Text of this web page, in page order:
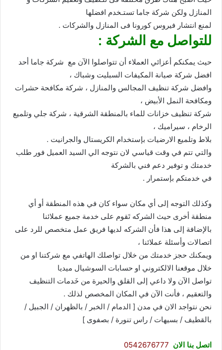
المنازل ولكن شركة جاما تستـخدم افضلها
لمنع انتشار فيروس كورونا فى المنازل والشركات .
للتواصل مع الشركة :
حيث يمكنكم أعزائي العملاء أن تتواصلوا الآن مع شركة جاما أحد
افضل شركة صيانة المكيفات السبليت وشباك ،
وافضل شركة تنظيف المجالس والمنازل ، شركة مكافحة حشرات
ومكافحة النمل الأبيض ،
شركة تنظيف خزانات للماء بالمنطقة الشرقية ، شركة جلي وتلميع
الرخام ، سيراميك ،
بلاط وتلميع الارضيات بإستخدام الكريستال والجرانيت .
والتي تتم في وقت قياسي لان نتوجه الي السيد العميل فور طلب
خدمتك و توفير دعم فني بالشركة
في خدمتكم بإستمرار .
وكذلك التوجه إلى أي مكان سواء كان في هذه المنطقة أو أي
منطقة أخرى حيث الشركه تَقوم على خدمة جميع عملائنا
بالإضافة إلى هذا فأن الشركه لديها فريق عمل متخصص للرد على
اتصالات وأسئلة عملائنا ،
ويمكنك حجز خدمتك من خلال تواصلك الهاتفي مع شركتنا او من
خلال موقعنا الالكتروني او حسابات السوشيال ميديا
تواصل الآن ولا داعي إلى القلق والحيرة من خَدمات التنظيف
والتعقيم ، فأنت الآن في المكان المخصص لذلك .
نحن نتواجد الان في مدن [ الدمام / الخبر / بالظهران / الجبيل /
بالقطيف / بسيهات / راس تنورة / بصفوى ]
اتصل بنا الان 0542676777